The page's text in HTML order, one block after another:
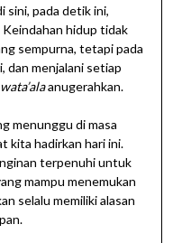
sini, pada detik ini,
Keindahan hidup tidak
sempurna, tetapi pada
dan menjalani setiap
anugerahkan.
menunggu di masa
kita hadirkan hari ini.
terpenuhi untuk
mampu menemukan
selalu memiliki alasan